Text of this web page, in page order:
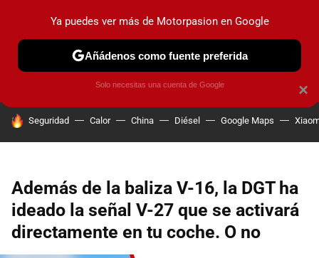
PRUEBAS COCHES ELÉCTRICOS OBSERVATORIO
HOY SE HABLA DE
Seguridad Calor China Diésel Google Maps
Además de la baliza V-16, la DGT ha
ideado la señal V-27 que se activará
directamente en tu coche. O no
×
Ya puedes ver más de Motorpasion en Google
Añádenos como fuente preferida
Solo necesitas una cuenta de Google